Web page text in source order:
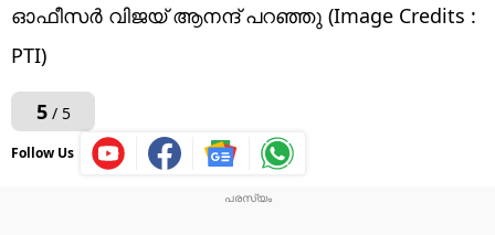
ഓഫീസർ വിജയ് ആനന്ദ് പറഞ്ഞു (Image Credits :
PTI)
5/ 5
Follow Us